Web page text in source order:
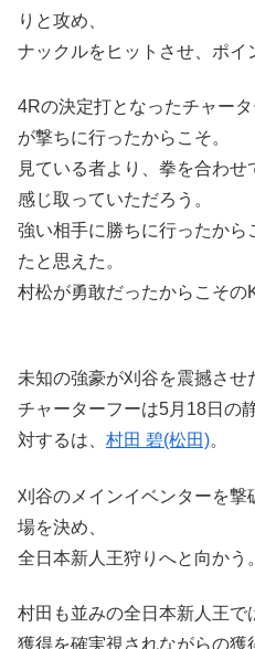
りと攻め、
ナックルをヒットさせ、ポイ
4Rの決定打となったチャー
が撃ちに行ったからこそ。
見ている者より、拳を合わ
感じ取っていただろう。
強い相手に勝ちに行ったから
たと思えた。
村松が勇敢だったからこその
未知の強豪が刈谷を震撼させ
チャーターフーは5月18日の
対するは、 村田 碧(松田)。
刈谷のメインイベンターを
場を決め、
全日本新人王狩りへと向かう。
村田も並みの全日本新人王で
獲得を確実視されながらの獲